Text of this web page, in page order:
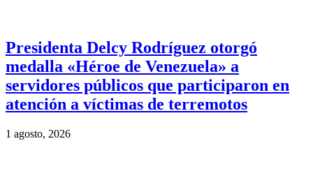
Presidenta Delcy Rodríguez otorgó
medalla «Héroe de Venezuela» a
servidores públicos que participaron en
atención a víctimas de terremotos
1 agosto, 2026